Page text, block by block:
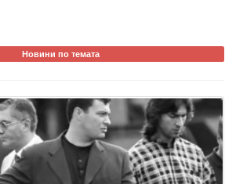
Новини по темата